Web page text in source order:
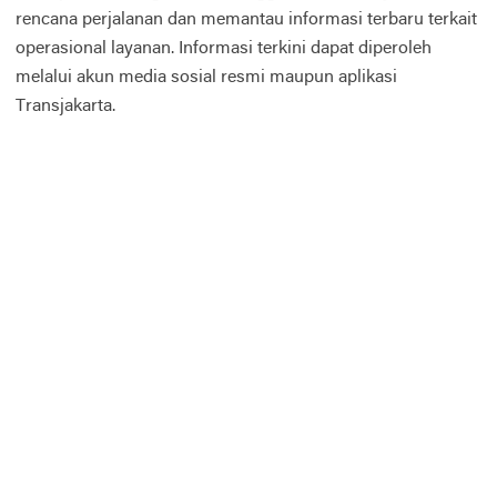
rencana perjalanan dan memantau informasi terbaru terkait
operasional layanan. Informasi terkini dapat diperoleh
melalui akun media sosial resmi maupun aplikasi
Transjakarta.